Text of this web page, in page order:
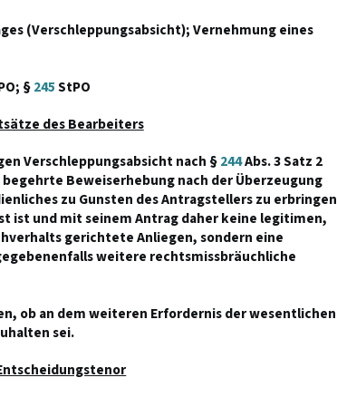
(Verschleppungsabsicht); Vernehmung eines
§245StPO
des Bearbeiters
Verschleppungsabsicht nach §244Abs. 3 Satz 2
Beweiserhebung nach der Überzeugung
zu Gunsten des Antragstellers zu erbringen
ist und mit seinem Antrag daher keine legitimen,
gerichtete Anliegen, sondern eine
weitere rechtsmissbräuchliche
ob an dem weiteren Erfordernis der wesentlichen
sei.